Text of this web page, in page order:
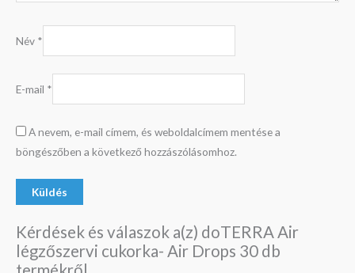
Név *
E-mail *
A nevem, e-mail címem, és weboldalcímem mentése a
böngészőben a következő hozzászólásomhoz.
Kérdések és válaszok a(z) doTERRA Air
légzőszervi cukorka- Air Drops 30 db